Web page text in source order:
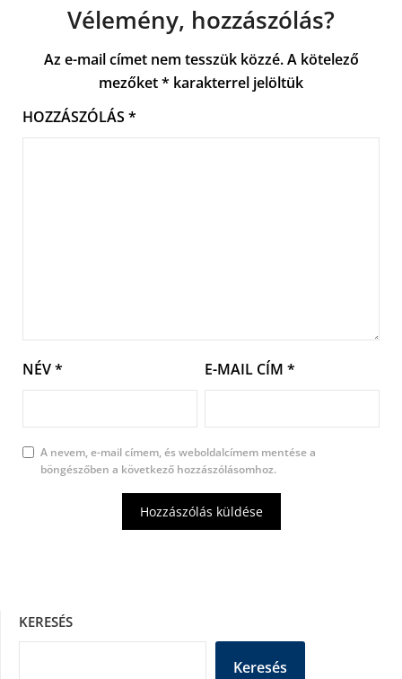
Vélemény, hozzászólás?
Az e-mail címet nem tesszük közzé. A kötelező
mezőket* karakterrel jelöltük
HOZZÁSZÓLÁS *
NÉV* E-MAIL CÍM *
A nevem, e-mail címem, és weboldalcímem mentése a
böngészőben a következő hozzászólásomhoz.
KERESÉS
Keresés